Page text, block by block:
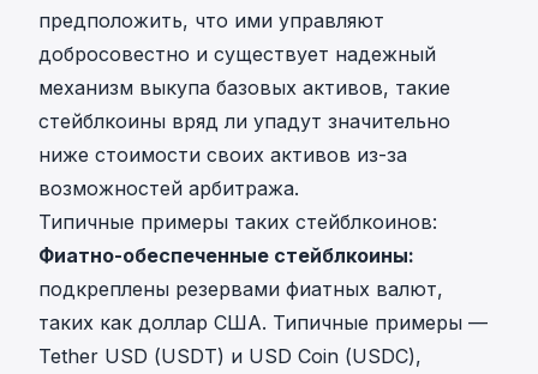
предположить, что ими управляют
добросовестно и существует надежный
механизм выкупа базовых активов, такие
стейблкоины вряд ли упадут значительно
ниже стоимости своих активов из-за
возможностей арбитража.
Типичные примеры таких стейблкоинов:
Фиатно-обеспеченные стейблкоины:
подкреплены резервами фиатных валют,
таких как доллар США. Типичные примеры —
Tether USD (USDT) и USD Coin (USDC),